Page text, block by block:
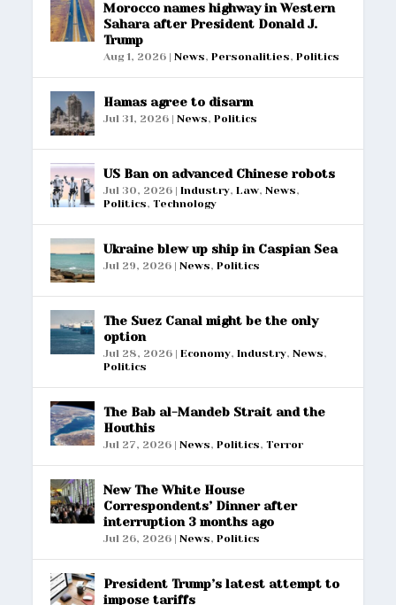
Morocco names highway in Western
Sahara after President Donald J.
Trump
Aug 1, 2026 |News,Personalities,Politics
Hamas agree to disarm
Jul 31, 2026 |News,Politics
US Ban on advanced Chinese robots
Jul 30, 2026 |Industry,Law,News,
Politics,Technology
Ukraine blew up ship in Caspian Sea
Jul 29, 2026 |News,Politics
The Suez Canal might be the only
option
Jul 28, 2026 |Economy,Industry,News,
Politics
The Bab al-Mandeb Strait and the
Houthis
Jul 27, 2026 |News,Politics,Terror
New The White House
Correspondents’ Dinner after
interruption 3 months ago
Jul 26, 2026 |News,Politics
President Trump’s latest attempt to
impose tariffs